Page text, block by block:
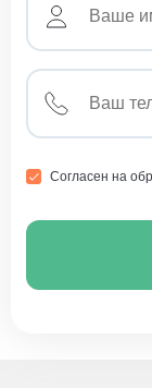
Согласен на